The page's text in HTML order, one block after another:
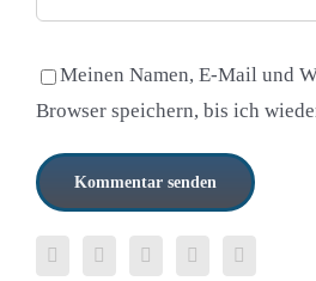
Meinen Namen, E-Mail und
Browser speichern, bis ich